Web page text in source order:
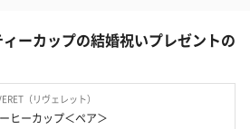
ーカップの結婚祝いプレゼントの
（リヴェレット）
ヒーカップ＜ペア＞